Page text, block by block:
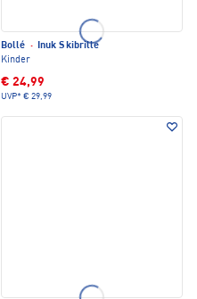
Bollé · Inuk Skibrille
Kinder
€ 24,99
UVP* € 29,99